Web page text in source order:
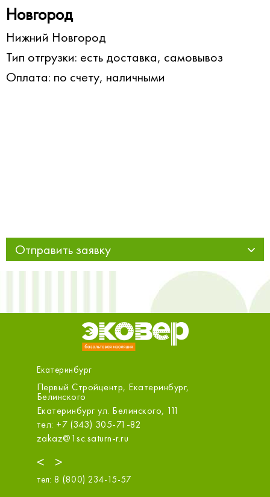
Новгород
Нижний Новгород
Тип отгрузки: есть доставка, самовывоз
Оплата: по счету, наличными
Отправить заявку
Екатеринбург
<
Первый Стройцентр, Екатеринбург,
Белинского
Екатеринбург ул. Белинского, 111
тел: +7 (343) 305-71-82
zakaz@1sc.saturn-r.ru
>
тел: 8 (800) 234-15-57